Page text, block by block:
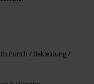
Punch
Bekleidung